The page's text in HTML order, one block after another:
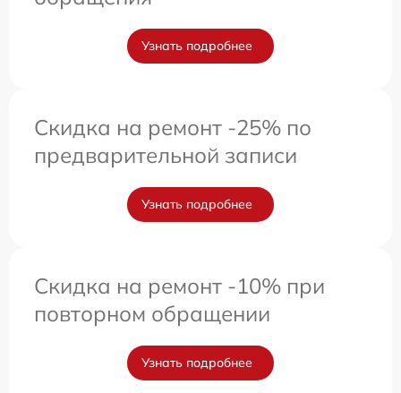
Узнать подробнее
Скидка на ремонт -25% по
предварительной записи
Узнать подробнее
Скидка на ремонт -10% при
повторном обращении
Узнать подробнее